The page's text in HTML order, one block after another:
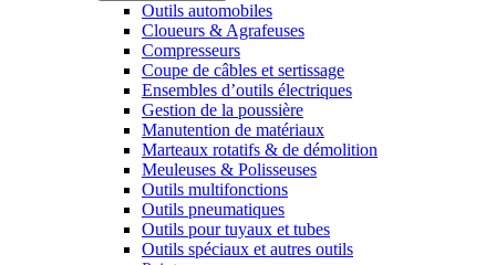
Outils automobiles
Cloueurs & Agrafeuses
Compresseurs
Coupe de câbles et sertissage
Ensembles d’outils électriques
Gestion de la poussière
Manutention de matériaux
Marteaux rotatifs & de démolition
Meuleuses & Polisseuses
Outils multifonctions
Outils pneumatiques
Outils pour tuyaux et tubes
Outils spéciaux et autres outils